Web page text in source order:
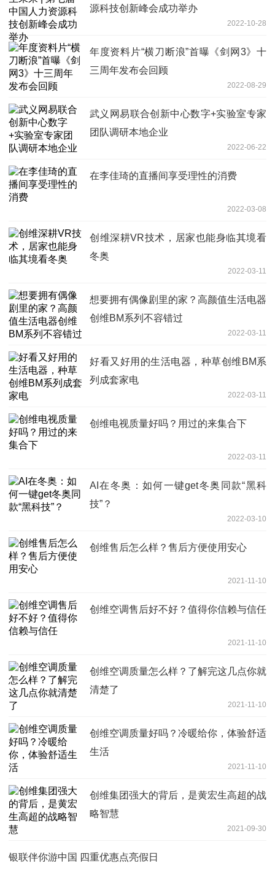
源科技创新峰会成功举办
2022-10-28
年度资料片“横刀断浪”首曝《剑网3》十
三周年发布会回顾
2022-08-29
武义网易联合创新中心数字+实验室专家
团队调研本地企业
2022-06-22
在李佳琦的直播间享受理性的消费
2022-03-08
创维深耕VR技术，居家也能身临其境看
冬奥
2022-03-11
想要拥有偶像剧里的家？高颜值生活电器
创维BM系列不容错过
2022-03-11
好看又好用的生活电器，种草创维BM系
列成套家电
2022-03-11
创维电视质量好吗？用过的来集合下
2022-03-11
AI在冬奥：如何一键get冬奥同款“黑科
技”？
2022-03-10
创维售后怎么样？售后方便使用安心
2021-11-10
创维空调售后好不好？值得你信赖与信任
2021-11-10
创维空调质量怎么样？了解完这几点你就
清楚了
2021-11-10
创维空调质量好吗？冷暖给你，体验舒适
生活
2021-11-10
创维集团强大的背后，是黄宏生高超的战
略智慧
2021-09-30
银联伴你游中国 四重优惠点亮假日